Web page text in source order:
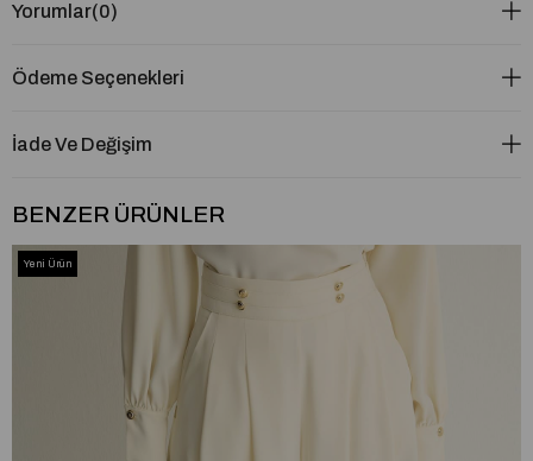
Yorumlar(0)
Ödeme Seçenekleri
İade Ve Değişim
BENZER ÜRÜNLER
Yeni Ürün